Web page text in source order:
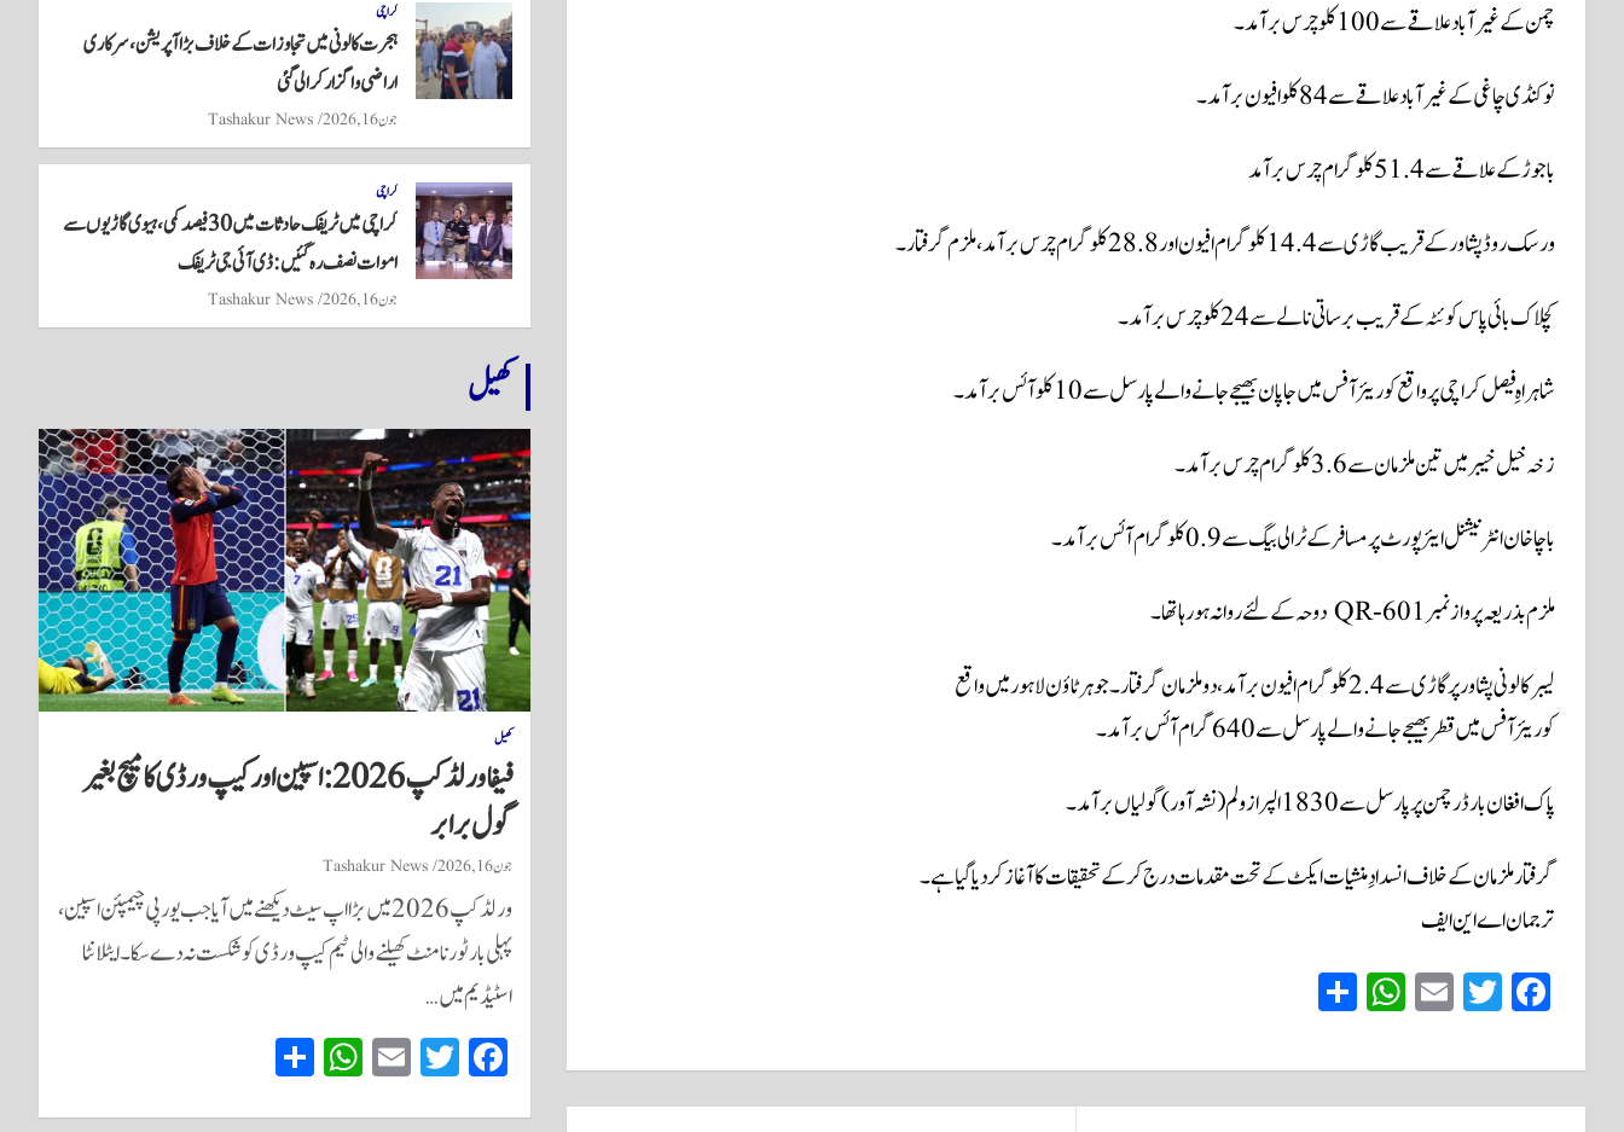
چمن کے غیر آباد علاقے سے 100 کلو چرس برآمد۔
نوکنڈی چاغی کے غیر آباد علاقے سے 84 کلو افیون برآمد۔
باجوڑ کے علاقے سے 51.4 کلوگرام چرس برآمد
ورسک روڈ پشاور کے قریب گاڑی سے 14.4 کلوگرام افیون اور 28.8 کلو گرام چرس برآمد، ملزم گرفتار۔
کچلاک بائی پاس کوئٹہ کے قریب برساتی نالے سے 24 کلو چرس برآمد۔
شاہراہِ فیصل کراچی پر واقع کوریئر آفس میں جاپان بھیجے جانے والے پارسل سے 10 کلو آئس برآمد۔
زخہ خیل خیبر میں تین ملزمان سے 3.6 کلوگرام چرس برآمد۔
باچا خان انٹرنیشنل ایئرپورٹ پر مسافر کے ٹرالی بیگ سے 0.9 کلو گرام آئس برآمد۔
ملزم بذریعہ پرواز نمبر QR-601 دوحہ کےلئے روانہ ہو رہا تھا۔
لیبر کالونی پشاور پر گاڑی سے 2.4 کلوگرام افیون برآمد، دو ملزمان گرفتار۔ جوہر ٹاؤن لاہور میں واقع
کوریئر آفس میں قطر بھیجے جانے والے پارسل سے 640 گرام آئس برآمد۔
پاک افغان بارڈر چمن پر پارسل سے 1830 الپرازولم (نشہ آور) گولیاں برآمد۔
گرفتار ملزمان کے خلاف انسدادِمنشیات ایکٹ کے تحت مقدمات درج کر کے تحقیقات کا آغاز کر دیا گیا ہے۔
ترجمان اے این ایف
Fa
ce
bo
ok
T
wi
tte
r
E
m
ail
W
ha
ts
A
re
کراچی
ہجرت کالونی میں تجاوزات کے خلاف بڑا آپریشن، سرکاری
اراضی واگزار کرالی گئی
جون 16, 2026 Tashakur News
کراچی
کراچی میں ٹریفک حادثات میں 30 فیصد کمی، ہیوی گاڑیوں سے
اموات نصف رہ گئیں: ڈی آئی جی ٹریفک
جون 16, 2026 Tashakur News
کھیل
کھیل
فیفا ورلڈ کپ 2026: اسپین اور کیپ ورڈی کا میچ بغیر
گول برابر
جون 16, 2026 Tashakur News
ورلڈ کپ 2026 میں بڑا اپ سیٹ دیکھنے میں آیا جب یورپی چیمپئن اسپین،
پہلی بار ٹورنامنٹ کھیلنے والی ٹیم کیپ ورڈی کو شکست نہ دے سکا۔ ایٹلانٹا
اسٹیڈیم میں…
Fa
ce
T
wi
E
m
W
ha